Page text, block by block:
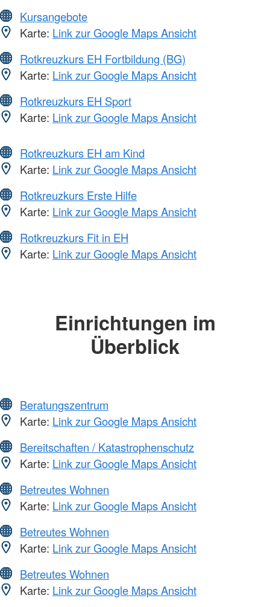
Kursangebote
Karte: Link zur Google Maps Ansicht
Rotkreuzkurs EH Fortbildung (BG)
Karte: Link zur Google Maps Ansicht
Rotkreuzkurs EH Sport
Karte: Link zur Google Maps Ansicht
Rotkreuzkurs EH am Kind
Karte: Link zur Google Maps Ansicht
Rotkreuzkurs Erste Hilfe
Karte: Link zur Google Maps Ansicht
Rotkreuzkurs Fit in EH
Karte: Link zur Google Maps Ansicht
Einrichtungen im
Überblick
Beratungszentrum
Karte: Link zur Google Maps Ansicht
Bereitschaften / Katastrophenschutz
Karte: Link zur Google Maps Ansicht
Betreutes Wohnen
Karte: Link zur Google Maps Ansicht
Betreutes Wohnen
Karte: Link zur Google Maps Ansicht
Betreutes Wohnen
Karte: Link zur Google Maps Ansicht